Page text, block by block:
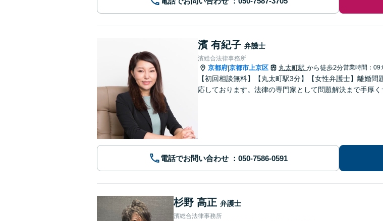
濱 有紀子 弁護士
濱総合法律事務所
京都府|京都市上京区 丸太町駅 から徒歩2分営業時間：
【初回相談無料】【丸太町駅3分】【女性弁護士】離婚
応しております。法律の専門家として問題解決まで手厚
電話でお問い合わせ
杉野 高正 弁護士
濱総合法律事務所